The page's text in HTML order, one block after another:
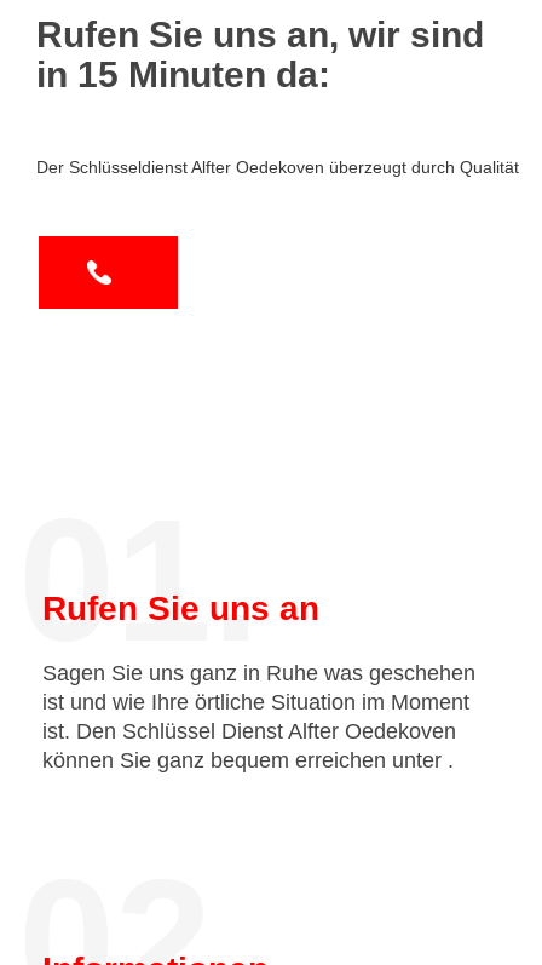
Rufen Sie uns an, wir sind
in 15 Minuten da:
Der Schlüsseldienst Alfter Oedekoven überzeugt durch Qualität
01.
Rufen Sie uns an
Sagen Sie uns ganz in Ruhe was geschehen
ist und wie Ihre örtliche Situation im Moment
ist. Den Schlüssel Dienst Alfter Oedekoven
können Sie ganz bequem erreichen unter .